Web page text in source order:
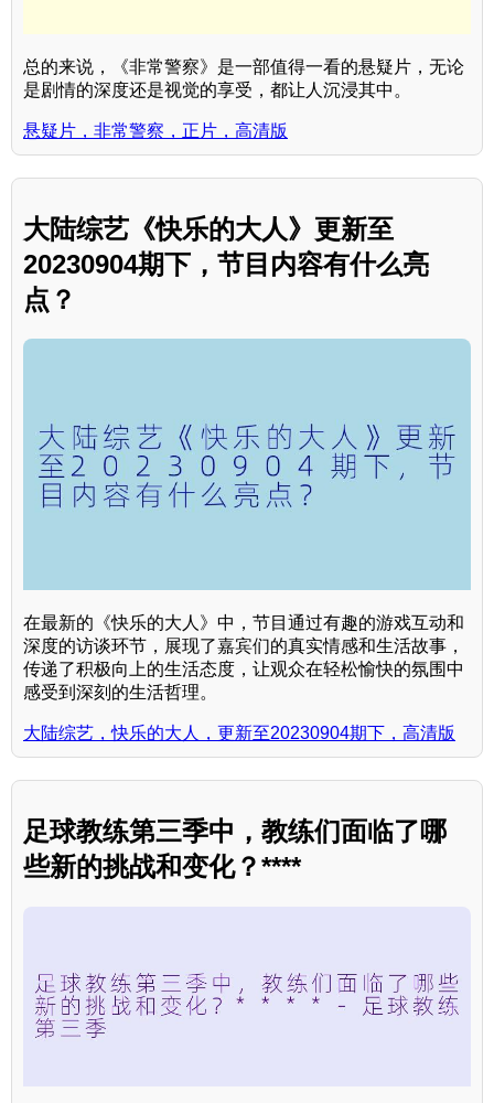
总的来说，《非常警察》是一部值得一看的悬疑片，无论
是剧情的深度还是视觉的享受，都让人沉浸其中。
悬疑片，非常警察，正片，高清版
大陆综艺《快乐的大人》更新至
20230904期下，节目内容有什么亮
点？
在最新的《快乐的大人》中，节目通过有趣的游戏互动和
深度的访谈环节，展现了嘉宾们的真实情感和生活故事，
传递了积极向上的生活态度，让观众在轻松愉快的氛围中
感受到深刻的生活哲理。
大陆综艺，快乐的大人，更新至20230904期下，高清版
足球教练第三季中，教练们面临了哪
些新的挑战和变化？****